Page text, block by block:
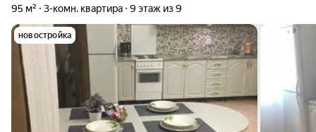
95 м² 3-комн. квартира 9 этаж из 9
новостройка